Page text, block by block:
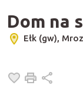
Dom na
Ełk (gw),
Dodaj do
Drukuj